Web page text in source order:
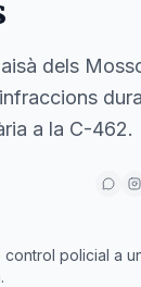
dels
a la C-462.
policial a